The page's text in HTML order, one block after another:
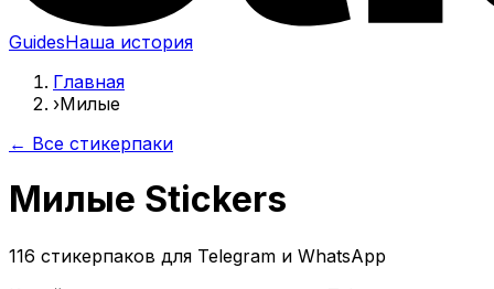
GuidesНаша история
Главная
›Милые
← Все стикерпаки
Милые Stickers
116 стикерпаков для Telegram и WhatsApp